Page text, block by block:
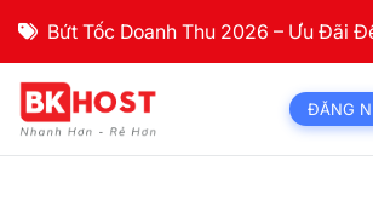
Bứt Tốc Doanh Thu 2026 – Ưu Đãi
ĐĂNG